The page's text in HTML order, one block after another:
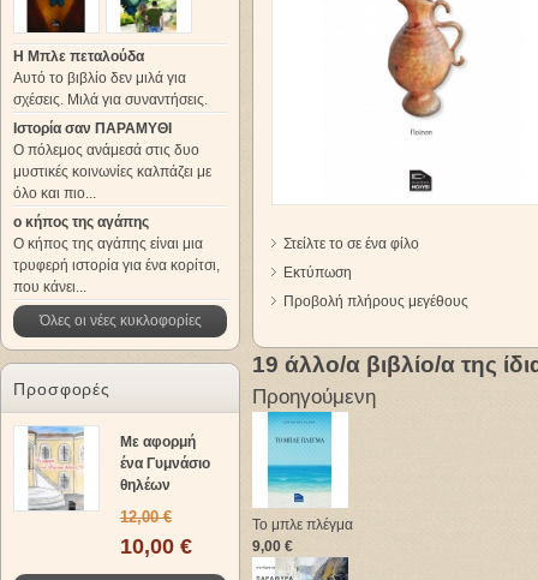
Η Μπλε πεταλούδα
Αυτό το βιβλίο δεν μιλά για
σχέσεις. Μιλά για συναντήσεις.
Ιστορία σαν ΠΑΡΑΜΥΘΙ
Ο πόλεμος ανάμεσά στις δυο
μυστικές κοινωνίες καλπάζει με
όλο και πιο...
ο κήπος της αγάπης
Ο κήπος της αγάπης είναι μια
τρυφερή ιστορία για ένα κορίτσι,
που κάνει...
Όλες οι νέες κυκλοφορίες
Προσφορές
Με αφορμή
ένα Γυμνάσιο
θηλέων
12,00 €
10,00 €
Στείλτε το σε ένα φίλο
Εκτύπωση
Προβολή πλήρους μεγέθους
19 άλλο/α βιβλίο/α της
Προηγούμενη
Το μπλε πλέγμα
9,00 €